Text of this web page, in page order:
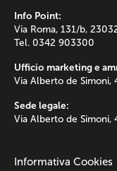
Info Point:
Via Roma, 131/b,
Tel. 0342 903300
Ufficio marketing e
Via Alberto de Simoni,
Sede legale:
Via Alberto de Simoni,
Informativa Cookies